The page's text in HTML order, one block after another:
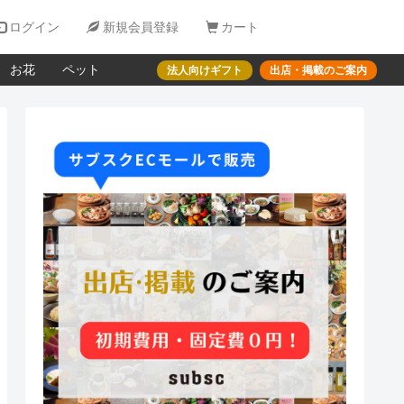
ログイン  新規会員登録  カート
お花 ペット 法人向けギフト 出店・掲載のご案内